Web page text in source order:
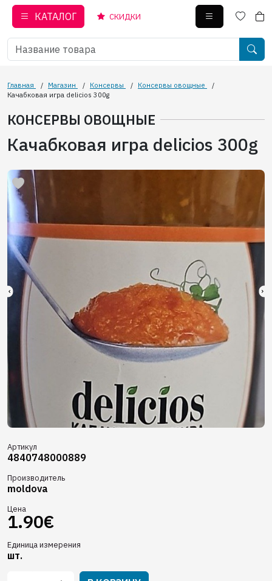
КАТАЛОГ СКИДКИ
Главная / Магазин / Консервы / Консервы овощные
/
Качабковая игра delicios 300g
КОНСЕРВЫ ОВОЩНЫЕ
Качабковая игра delicios 300g
Артикул
4840748000889
Производитель
moldova
Цена
1.90€
Единица измерения
шт.